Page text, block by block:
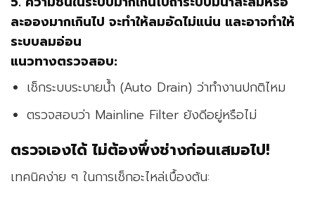
ละอองมากเกินไป จะทำให้ลมอัดไม่แน่น และอาจทำให้
ระบบลมอ่อน
แนวทางตรวจสอบ:
เช็กระบบระบายน้ำ (Auto Drain) ว่าทำงานปกติไหม
ตรวจสอบว่า Mainline Filter ยังดีอยู่หรือไม่
ตรวจเองได้ ไม่ต้องพึ่งช่างก่อนเสมอไป!
เทคนิคง่าย ๆ ในการเช็กอะไหล่เบื้องต้น: